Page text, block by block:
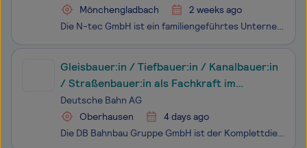
Mönchengladbach
2 weeks ago
Die N-tec GmbH ist ein familiengeführtes Unternehmen mit Sitz in Mönchengladbach und spezialisiert auf Glasfaserausbau, Tiefbau und Infrastrukturprojekte. Seit der Gründung im Jahr 2018 realisiert das Unternehmen Projekte von der Planung über den Tiefbau bis hin zur Montage und Dokumentation aus ein
Gleisbauer:in / Tiefbauer:in / Kanalbauer:in
/ Straßenbauer:in als Fachkraft im
Gleisbau
Deutsche Bahn AG
Oberhausen
4 days ago
Die DB Bahnbau Gruppe GmbH ist der Komplettdienstleister für die Bahninfrastruktur der Deutschen Bahn. Wir planen und bauen alle Anlagen der Eisenbahninfrastruktur und setzen diese instand. Mit unseren Gewerken Gleisbau, technische Anlagen, konstruktiver Ingenieurbau sowie der Koordination von Großp